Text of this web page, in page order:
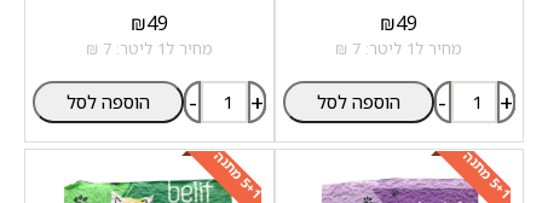
₪49
מחיר ל1 ליטר: 7 ₪
- + הוספה לסל
₪49
מחיר ל1 ליטר: 7 ₪
- + הוספה לסל
5
+
1
מ
ת
נ
ה 5
+
1
מ
ת
נ
ה